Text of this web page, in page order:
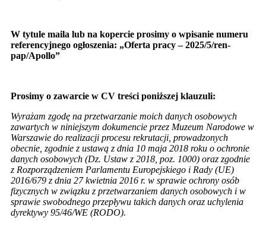
W tytule maila lub na kopercie prosimy o wpisanie numeru
referencyjnego ogłoszenia: „Oferta pracy – 2025/5/ren-
pap/Apollo”
Prosimy o zawarcie w CV treści poniższej klauzuli:
Wyrażam zgodę na przetwarzanie moich danych osobowych
zawartych w niniejszym dokumencie przez Muzeum Narodowe w
Warszawie do realizacji procesu rekrutacji, prowadzonych
obecnie, zgodnie z ustawą z dnia 10 maja 2018 roku o ochronie
danych osobowych (Dz. Ustaw z 2018, poz. 1000) oraz zgodnie
z Rozporządzeniem Parlamentu Europejskiego i Rady (UE)
2016/679 z dnia 27 kwietnia 2016 r. w sprawie ochrony osób
fizycznych w związku z przetwarzaniem danych osobowych i w
sprawie swobodnego przepływu takich danych oraz uchylenia
dyrektywy 95/46/WE (RODO).